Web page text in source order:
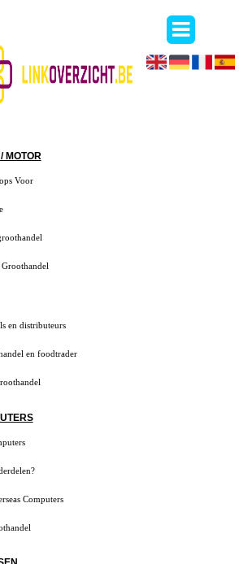
MOTOR
Voor
en distributeurs
en foodtrader
Computers